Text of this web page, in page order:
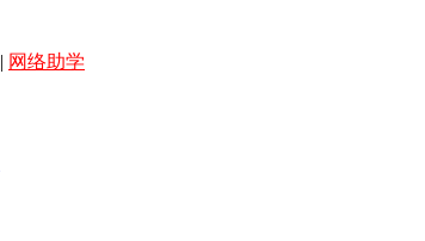
| 网络助学